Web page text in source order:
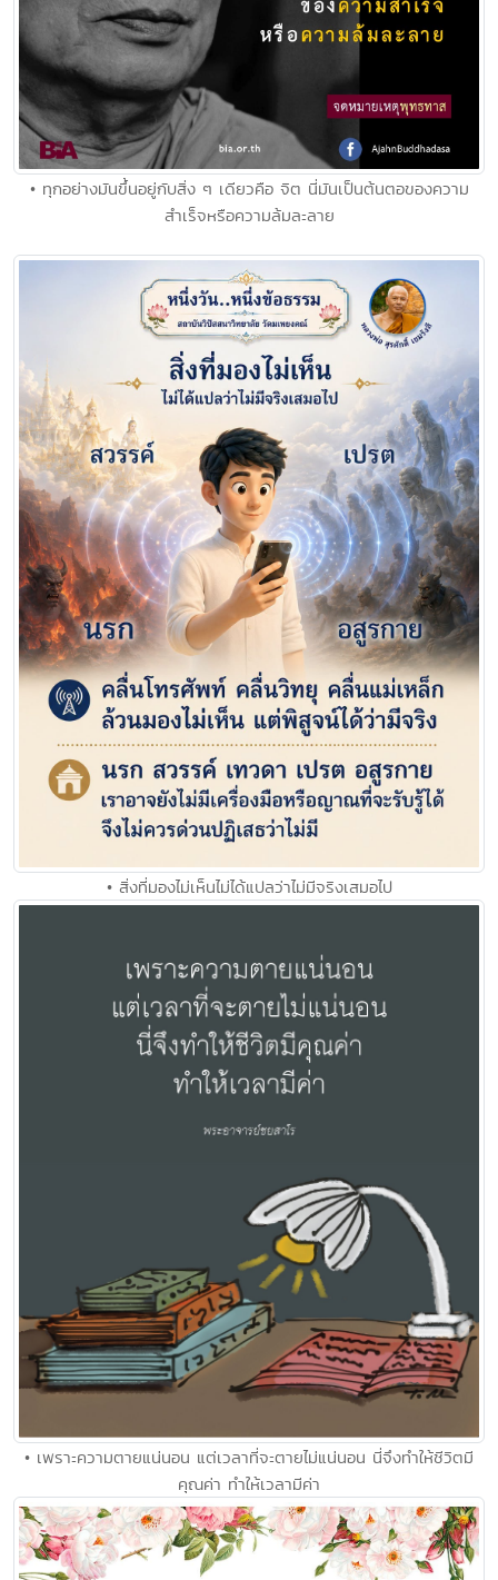
• ทุกอย่างมันขึ้นอยู่กับสิ่ง ๆ เดียวคือ จิต นี่มันเป็นต้นตอของความ
สำเร็จหรือความล้มละลาย
• สิ่งที่มองไม่เห็นไม่ได้แปลว่าไม่มีจริงเสมอไป
• เพราะความตายแน่นอน แต่เวลาที่จะตายไม่แน่นอน นี่จึงทำให้ชีวิตมี
คุณค่า ทำให้เวลามีค่า